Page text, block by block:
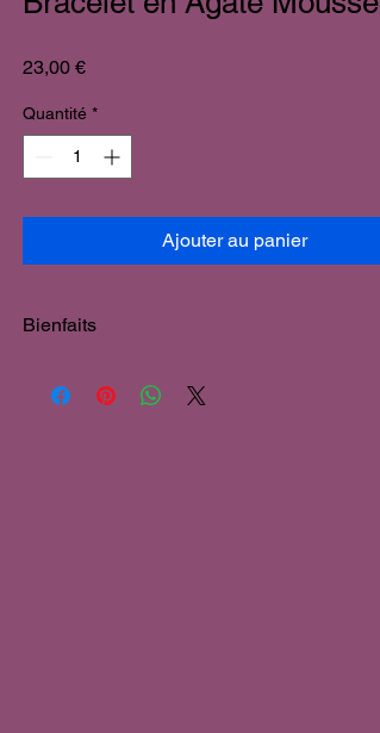
23,00 €Prix
Quantité *
Ajouter au panier
Bienfaits